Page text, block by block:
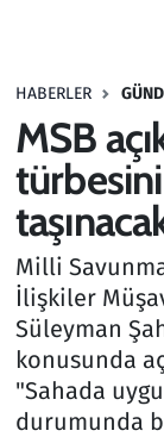
HABERLER
MSB
Milli
İlişkiler
Süleyman
konusunda
"Sahada
durumunda
Haber
Kültür
Kurumsal
Lezzet
Memur ve
Otomobil